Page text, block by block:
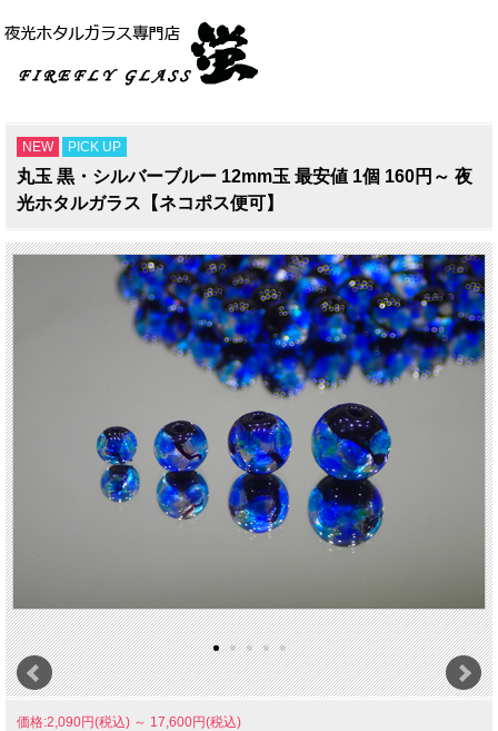
NEW PICK UP
丸玉 黒・シルバーブルー 12mm玉 最安値 1個 160円～ 夜
光ホタルガラス【ネコポス便可】
価格:2,090円(税込) ～ 17,600円(税込)